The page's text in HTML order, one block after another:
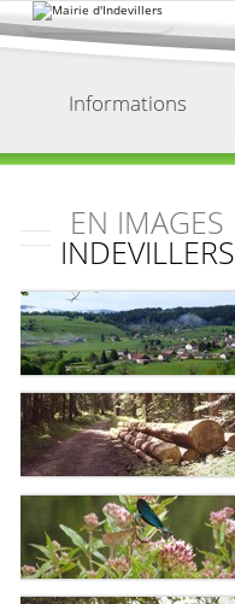
au
contenu.
Informations
EN IMAGES
INDEVILLERS